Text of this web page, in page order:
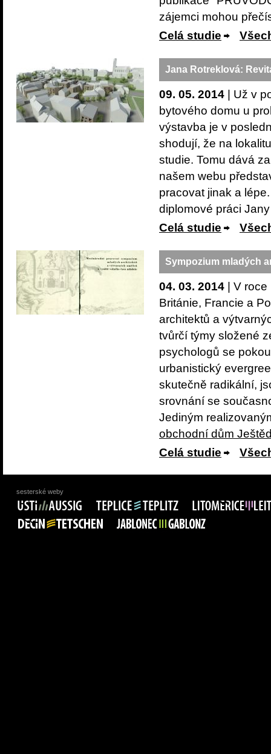
zájemci mohou
Celá studie
Jana Rotreklová:
09. 05. 2014 | Už v
bytového domu u
výstavba je v
shodují, že na
studie. Tomu dává
našem webu
pracovat jinak a
diplomové práci
Celá studie
Sympozium mladých
04. 03. 2014 | V
Británie, Francie a
architektů a
tvůrčí týmy složené
psychologů se
urbanistický
skutečně radikální,
srovnání se
Jediným
obchodní dům
Celá studie
sesterské weby